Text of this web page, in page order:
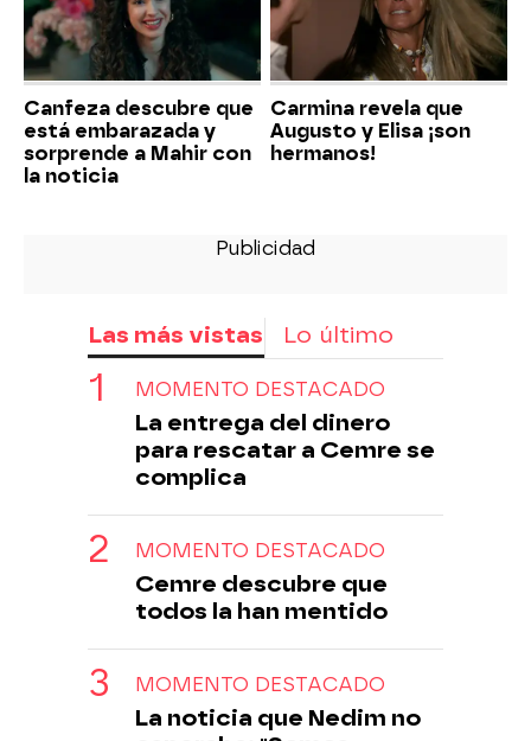
Canfeza descubre que
está embarazada y
sorprende a Mahir con
la noticia
Carmina revela que
Augusto y Elisa ¡son
hermanos!
Las más vistas Lo último
MOMENTO DESTACADO
La entrega del dinero
para rescatar a Cemre se
complica
MOMENTO DESTACADO
Cemre descubre que
todos la han mentido
MOMENTO DESTACADO
La noticia que Nedim no